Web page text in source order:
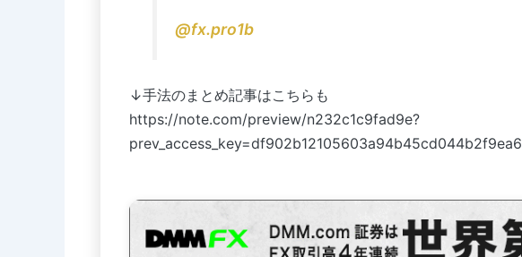
@fx.pro1b
↓手法のまとめ記事はこちらも
https://note.com/preview/n232c1c9fad9e?
prev_access_key=df902b12105603a94b45cd044b2f9ea6